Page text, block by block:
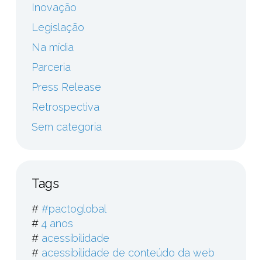
Inovação
Legislação
Na mídia
Parceria
Press Release
Retrospectiva
Sem categoria
Tags
# #pactoglobal
# 4 anos
# acessibilidade
# acessibilidade de conteúdo da web